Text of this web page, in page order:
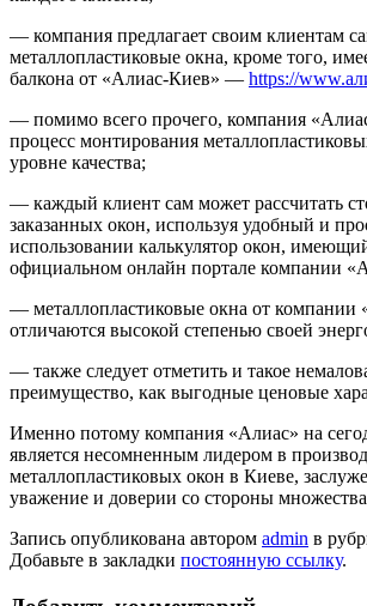
— компания предлагает своим клиентам
металлопластиковые окна, кроме того,
балкона от «Алиас-Киев» — https://
— помимо всего прочего, компания
процесс монтирования
уровне качества;
— каждый клиент сам может рассчитать
заказанных окон, используя удобный и
использовании калькулятор окон,
официальном онлайн портале компании
— металлопластиковые окна от компании
отличаются высокой степенью своей
— также следует отметить и такое
преимущество, как выгодные ценовые
Именно потому компания «Алиас» на
является несомненным лидером в
металлопластиковых окон в Киеве,
уважение и доверии со стороны
Запись опубликована автором admin в
Добавьте в закладки постоянную ссылку.